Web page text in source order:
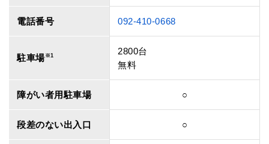
電話番号 092-410-0668
駐車場※1
2800台
無料
障がい者用駐車場 ○
段差のない出入口 ○